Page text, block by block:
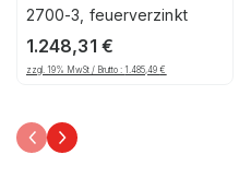
2700-3, feuerverzinkt
1.248,31 €
zzgl. 19% MwSt / Brutto :1.485,49€